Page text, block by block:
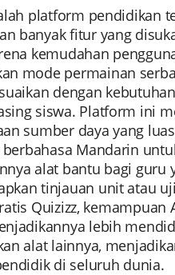
platform pendidikan
banyak fitur yang
kemudahan
mode permainan
dengan
siswa. Platform ini
sumber daya yang
Mandarin
alat bantu bagi guru
tinjauan unit atau
Quizizz, kemampuan
lebih
alat lainnya,
di seluruh dunia.